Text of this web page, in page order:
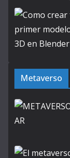
Metaverso